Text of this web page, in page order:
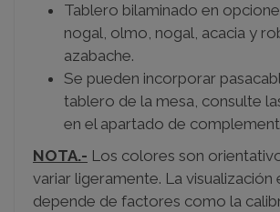
Tablero bilaminado en
nogal, olmo, nogal, acacia y
azabache.
Se pueden incorporar
tablero de la mesa, consulte
en el apartado de
NOTA.- Los colores son
variar ligeramente. La visualización
depende de factores como la